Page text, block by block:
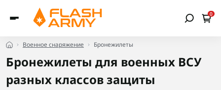
0
Военное снаряжение Бронежилеты
Бронежилеты для военных ВСУ
разных классов защиты